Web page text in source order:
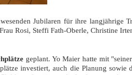
Jubilaren für ihre langjährige
Rosi, Steffi Fath-Oberle, Christine
geplant. Yo Maier hatte mit
investiert, auch die Planung sowie